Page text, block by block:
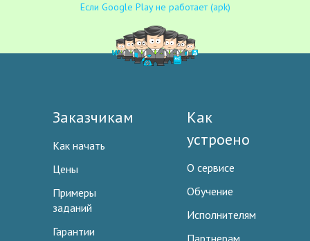
Если Google Play не работает (apk)
Заказчикам
Как начать
Цены
Примеры
заданий
Гарантии
Как
устроено
О сервисе
Обучение
Исполнителям